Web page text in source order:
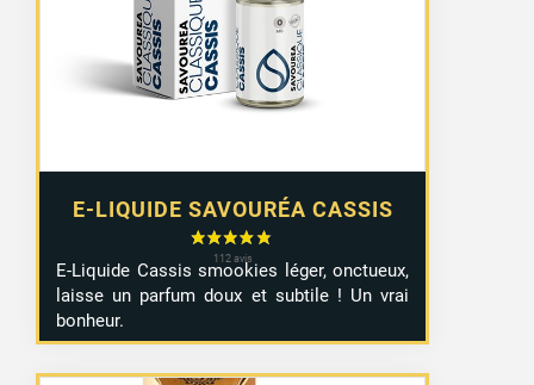
E-LIQUIDE SAVOURÉA CASSIS
E-Liquide Cassis smookies léger, onctueux,
laisse un parfum doux et subtile ! Un vrai
bonheur.